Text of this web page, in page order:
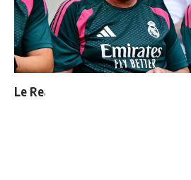
Le Real Madrid officialise 2